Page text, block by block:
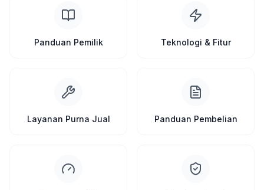
Panduan Pemilik Teknologi & Fitur
Layanan Purna Jual Panduan Pembelian